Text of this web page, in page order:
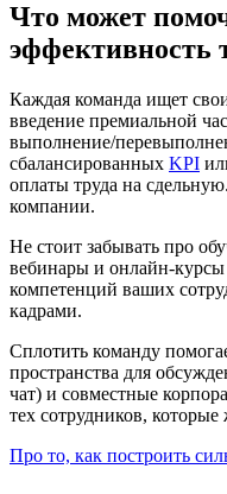
Что может
эффективность
Каждая команда ищет
введение премиальной
выполнение/
сбалансированных KPI
оплаты труда на
компании.
Не стоит забывать про
вебинары и онлайн-
компетенций ваших
кадрами.
Сплотить команду
пространства для
чат) и совместные
тех сотрудников,
Про то, как построить